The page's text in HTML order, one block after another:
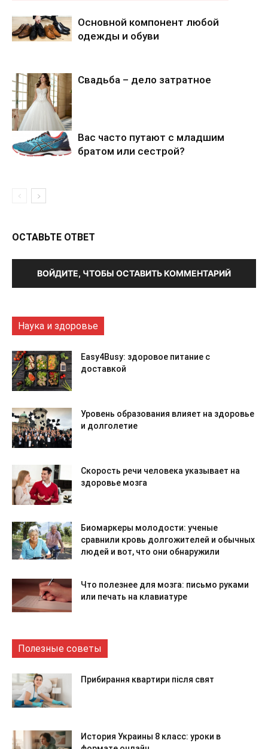
Основной компонент любой
одежды и обуви
Cвадьба – дело затратное
Вас часто путают с младшим
братом или сестрой?
ОСТАВЬТЕ ОТВЕТ
ВОЙДИТЕ, ЧТОБЫ ОСТАВИТЬ КОММЕНТАРИЙ
Наука и здоровье
Easy4Busy: здоровое питание с
доставкой
Уровень образования влияет на здоровье
и долголетие
Скорость речи человека указывает на
здоровье мозга
Биомаркеры молодости: ученые
сравнили кровь долгожителей и обычных
людей и вот, что они обнаружили
Что полезнее для мозга: письмо руками
или печать на клавиатуре
Полезные советы
Прибирання квартири після свят
История Украины 8 класс: уроки в